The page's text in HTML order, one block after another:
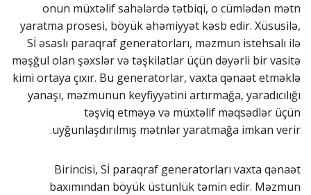
onun müxtəlif sahələrdə tətbiqi, o cümlədən mətn
yaratma prosesi, böyük əhəmiyyət kəsb edir. Xüsusilə,
Sİ əsaslı paraqraf generatorları, məzmun istehsalı ilə
məşğul olan şəxslər və təşkilatlar üçün dəyərli bir vasitə
kimi ortaya çıxır. Bu generatorlar, vaxta qənaət etməklə
yanaşı, məzmunun keyfiyyətini artırmağa, yaradıcılığı
təşviq etməyə və müxtəlif məqsədlər üçün
uyğunlaşdırılmış mətnlər yaratmağa imkan verir.
Birincisi, Sİ paraqraf generatorları vaxta qənaət
baxımından böyük üstünlük təmin edir. Məzmun